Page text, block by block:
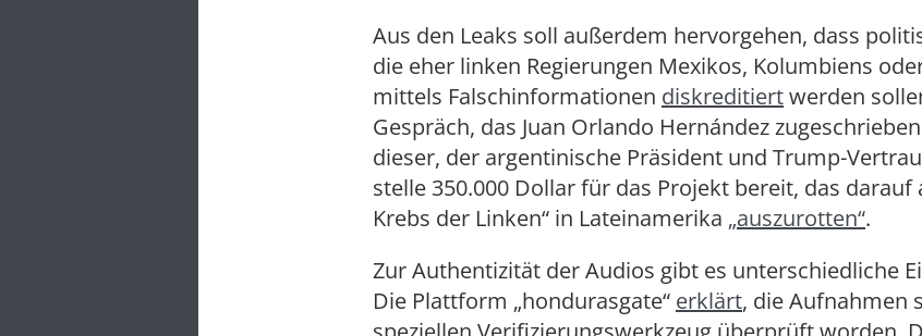
Aus den Leaks soll außerdem hervorgehen, dass
die eher linken Regierungen Mexikos, Kolumbiens
mittels Falschinformationen diskreditiertwerden
Gespräch, das Juan Orlando Hernández
dieser, der argentinische Präsident und Trump-
stelle 350.000 Dollar für das Projekt bereit, das darauf
Krebs der Linken“ in Lateinamerika „auszurotten“.
Zur Authentizität der Audios gibt es unterschiedliche
Die Plattform „hondurasgate“ erklärt, die Aufnahmen